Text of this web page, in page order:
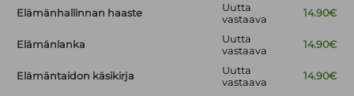
Elämänhallinnan haaste
Uutta
vastaava
14.90€
Elämänlanka
Uutta
vastaava
14.90€
Elämäntaidon käsikirja
Uutta
vastaava
14.90€